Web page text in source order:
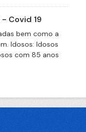
Covid 19
bem como a
Idosos: Idosos
com 85 anos